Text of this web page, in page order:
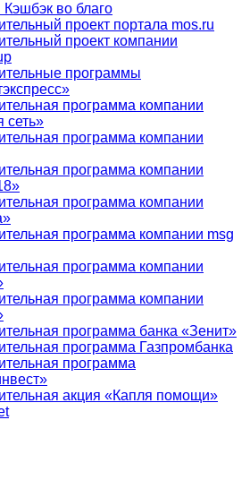
во благо
проект портала mos.ru
проект компании
программы
программа компании
сеть»
программа компании
программа компании
программа компании
программа компании msg
программа компании
программа компании
программа банка «Зенит»
программа Газпромбанка
программа
акция «Капля помощи»